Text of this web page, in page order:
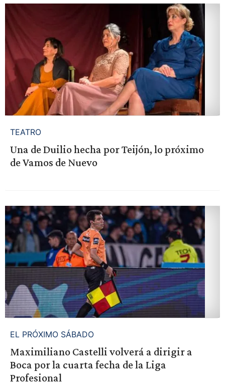
TEATRO
Una de Duilio hecha por Teijón, lo próximo
de Vamos de Nuevo
EL PRÓXIMO SÁBADO
Maximiliano Castelli volverá a dirigir a
Boca por la cuarta fecha de la Liga
Profesional